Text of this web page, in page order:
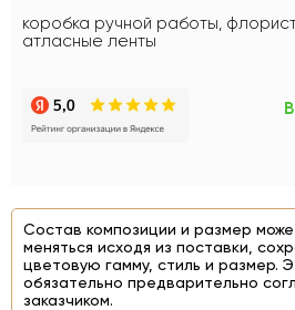
коробка ручной работы,
атласные ленты
Состав композиции и размер
меняться исходя из поставки,
цветовую гамму, стиль и размер.
обязательно предварительно
заказчиком.